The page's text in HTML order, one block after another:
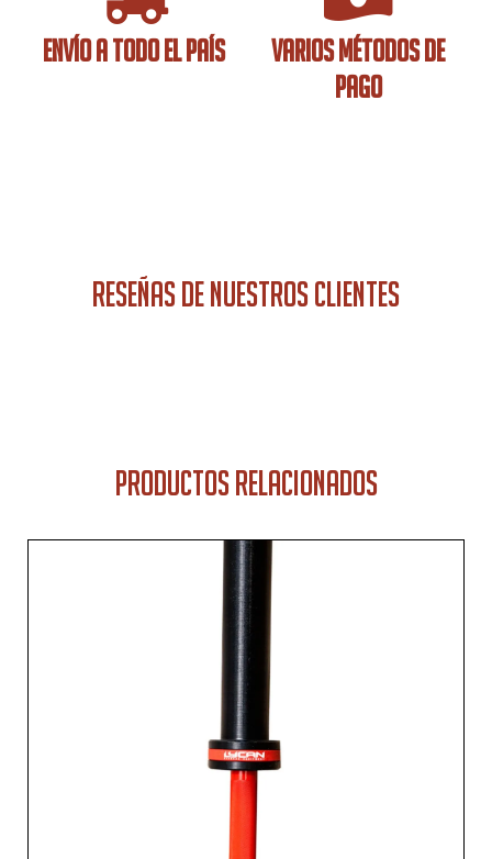
ENVÍO A TODO EL PAÍS
VARIOS MÉTODOS DE
PAGO
RESEÑAS DE NUESTROS CLIENTES
PRODUCTOS RELACIONADOS